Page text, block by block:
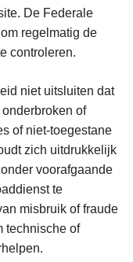
De Federale
regelmatig de
controleren.
niet uitsluiten dat
of
of niet-toegestane
zich uitdrukkelijk
voorafgaande
te
misbruik of fraude
technische of